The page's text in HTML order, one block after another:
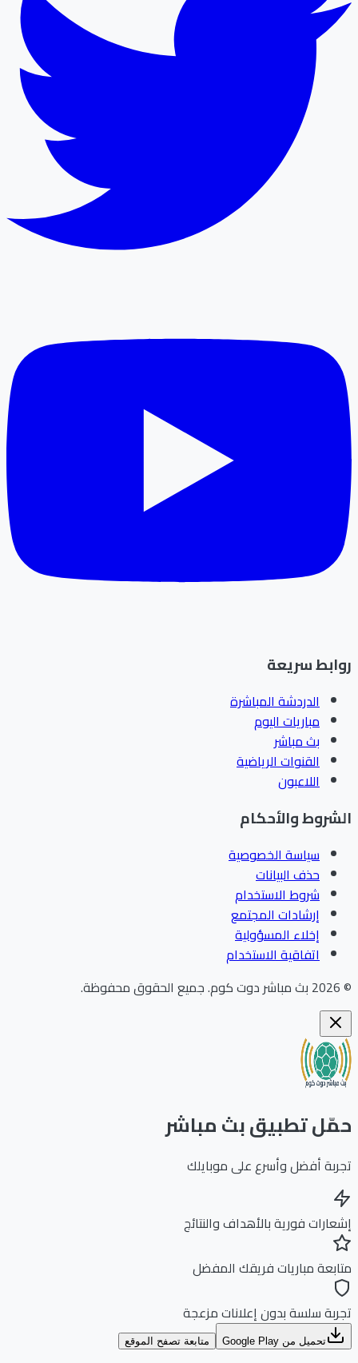
سريعة
الدردشة المباشرة
مباريات اليوم
بث مباشر
القنوات الرياضية
اللاعبون
والأحكام
سياسة الخصوصية
حذف البيانات
شروط الاستخدام
إرشادات المجتمع
إخلاء المسؤولية
اتفاقية الاستخدام
بث مباشر دوت كوم.جميع الحقوق محفوظة.
تطبيق بث مباشر
أفضل وأسرع على موبايلك
فورية بالأهداف والنتائج
مباريات فريقك المفضل
سلسة بدون إعلانات مزعجة
تحميل من Google Play متابعة تصفح الموقع